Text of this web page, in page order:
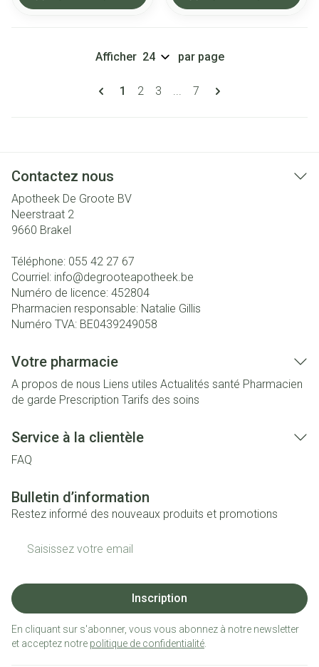
Pages
Vous lisez actuellement la page
1 Page
2 Page
3 ... Page
7
Afficher par page
Contactez nous
Apotheek De Groote BV
Neerstraat 2
9660 Brakel
Téléphone: 055 42 27 67
Courriel: info@degrooteapotheek.be
Numéro de licence: 452804
Pharmacien responsable: Natalie Gillis
Numéro TVA: BE0439249058
Votre pharmacie
A propos de nous Liens utiles Actualités santé Pharmacien
de garde Prescription Tarifs des soins
Service à la clientèle
FAQ
Bulletin d’information
Restez informé des nouveaux produits et promotions
Inscription
En cliquant sur s'abonner, vous vous abonnez à notre newsletter
et acceptez notre politique de confidentialité